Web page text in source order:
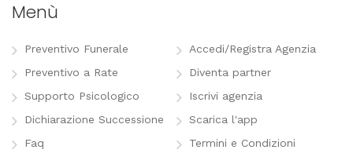
Menù
Preventivo Funerale
Preventivo a Rate
Supporto Psicologico
Dichiarazione Successione
Faq
Accedi/Registra Agenzia
Diventa partner
Iscrivi agenzia
Scarica l'app
Termini e Condizioni